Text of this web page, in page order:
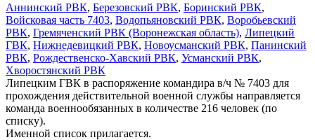
Аннинский РВК, Березовский РВК, Боринский РВК,
Войсковая часть 7403, Водопьяновский РВК, Воробьевский
РВК, Гремяченский РВК (Воронежская область), Липецкий
ГВК, Нижнедевицкий РВК, Новоусманский РВК, Панинский
РВК, Рождественско-Хавский РВК, Усманский РВК,
Хворостянский РВК
Липецким ГВК в распоряжение командира в/ч № 7403 для
прохождения действительной военной службы направляется
команда военнообязанных в количестве 216 человек (по
списку).
Именной список прилагается.